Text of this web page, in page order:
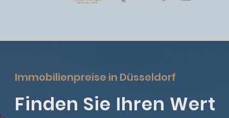
Immobilienpreise in Düsseldorf
Finden Sie Ihren Wert